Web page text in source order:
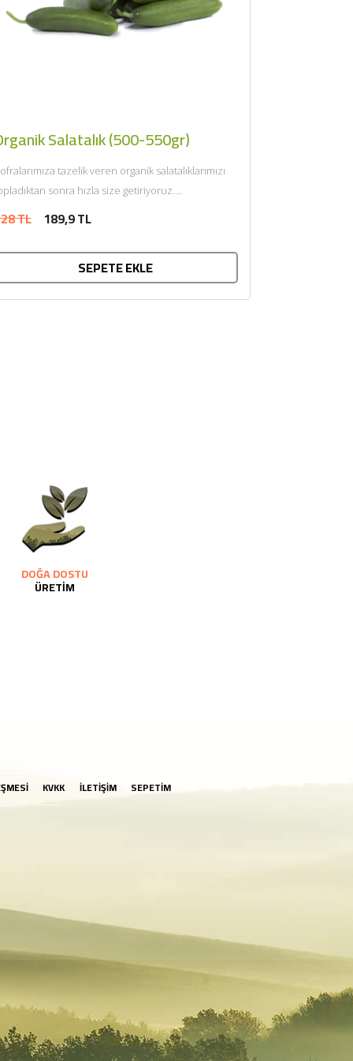
Salatalık (500-550gr)
tazelik veren organik salatalıklarımızı
sonra hızla size getiriyoruz....
TL 189,9 TL
SEPETE EKLE
DOĞA DOSTU
ÜRETİM
KVKK İLETİŞİM SEPETİM